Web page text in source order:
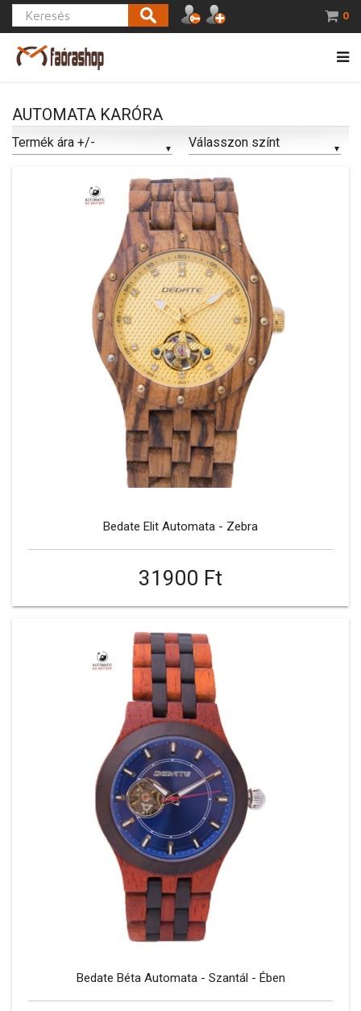
0
AUTOMATA KARÓRA
Termék ára +/- Válasszon színt
Bedate Elit Automata - Zebra
31900 Ft
Bedate Béta Automata - Szantál - Ében